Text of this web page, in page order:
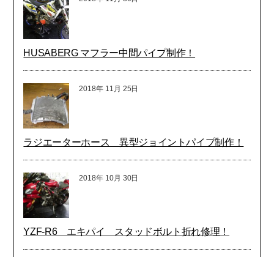
HUSABERG マフラー中間パイプ制作！
2018年 11月 25日
ラジエーターホース 異型ジョイントパイプ制作！
2018年 10月 30日
YZF-R6 エキパイ スタッドボルト折れ修理！